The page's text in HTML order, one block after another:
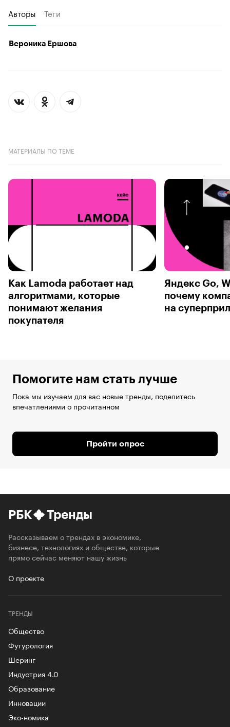
Авторы Теги
Вероника Ершова
МАТЕРИАЛЫ ПО ТЕМЕ
Как Lamoda работает над
алгоритмами, которые
понимают желания
покупателя
Яндекс Go,
почему
на
Помогите нам стать лучше
Пока мы изучаем для вас новые тренды, поделитесь
впечатлениями о прочитанном
Пройти опрос
РБК Тренды
Рассказываем о трендах в экономике,
бизнесе, технологиях и обществе, которые
прямо сейчас меняют нашу жизнь
О проекте
ТРЕНДЫ
Общество
Футурология
Шеринг
Индустрия 4.0
Образование
Инновации
Эко-номика